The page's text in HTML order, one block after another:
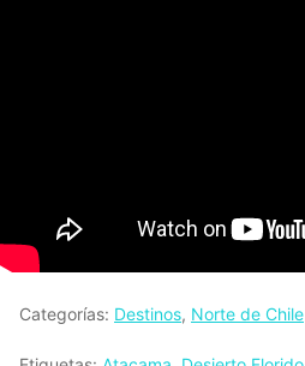
Categorías: Destinos, Norte de Chile